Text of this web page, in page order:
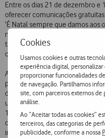
Cookies
Usamos cookies e outras
experiência digital,
proporcionar funcionalidades
de navegação. Partilhamos
site, com parceiros externos
análise.
Ao “Aceitar todas as cookies”
terceiros, das categorias de
publicidade, conforme a nossa
Entre os dias 21 de dezembro e
oferecer comunicações
‘É Natal sempre que damos
nossos’, o mote da campanha
também vão poder presentear
ofertas exclusivas de serviços de
A seleção do presente de Natal
pode ser feita, a partir de hoje,
do menu ‘Ofertas de Natal’).
uma das seguintes opções, para
15GB de dados para acederem
chamadas de voz, SMS ou MMS;
internacionais; 6 shakes da Yorn